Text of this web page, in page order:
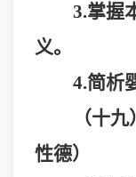
3.掌握
义。
4.简析
（十
性德）